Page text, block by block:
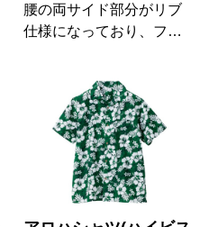
腰の両サイド部分がリブ
仕様になっており、フィ
ンズ向けパンツ。